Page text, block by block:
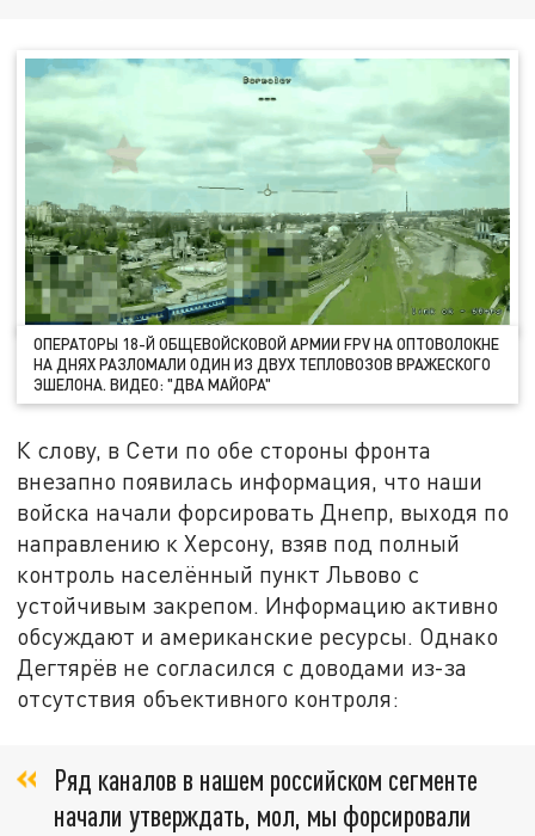
ОПЕРАТОРЫ 18-Й ОБЩЕВОЙСКОВОЙ АРМИИ FPV НА ОПТОВОЛОКНЕ
НА ДНЯХ РАЗЛОМАЛИ ОДИН ИЗ ДВУХ ТЕПЛОВОЗОВ ВРАЖЕСКОГО
ЭШЕЛОНА. ВИДЕО: "ДВА МАЙОРА"
К слову, в Сети по обе стороны фронта
внезапно появилась информация, что наши
войска начали форсировать Днепр, выходя по
направлению к Херсону, взяв под полный
контроль населённый пункт Львово с
устойчивым закрепом. Информацию активно
обсуждают и американские ресурсы. Однако
Дегтярёв не согласился с доводами из-за
отсутствия объективного контроля:
Ряд каналов в нашем российском сегменте
начали утверждать, мол, мы форсировали